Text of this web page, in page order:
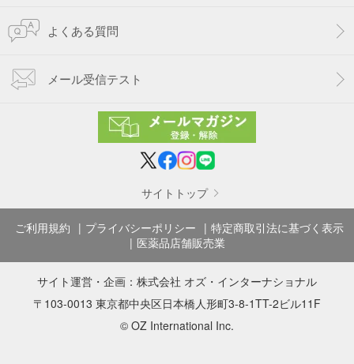
よくある質問
メール受信テスト
サイトトップ
ご利用規約 プライバシーポリシー
特定商取引法に基づく表示
医薬品店舗販売業
サイト運営・企画： 株式会社 オズ・インターナショナル
〒103-0013 東京都中央区日本橋人形町3-8-1TT-2ビル11F
© OZ International Inc.